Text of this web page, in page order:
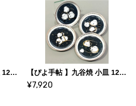
【ぴよ手帖 】九谷焼 小皿 12星座シリーズ 4枚セット B：獅子・乙女・天秤・蠍 【ぴよ手帖 】九谷焼 小皿 12星座シリーズ 4枚セット A：牡羊・牡牛・双子・蟹
¥7,920